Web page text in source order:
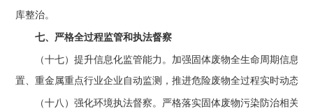
库整治。
七、严格全过程监管和执法督察
（十七）提升信息化监管能力。 加强固体废物全生命周期信息
置、重金属重点行业企业自动监测，推进危险废物全过程实时动态
（十八）强化环境执法督察。 严格落实固体废物污染防治相关